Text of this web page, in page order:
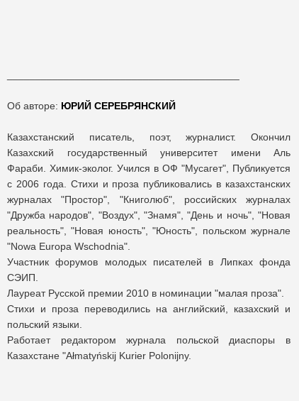
Об авторе: ЮРИЙ СЕРЕБРЯНСКИЙ
Казахстанский писатель, поэт, журналист. Окончил
Казахский государственный университет имени Аль
Фараби. Химик-эколог. Учился в ОФ "Мусагет", Публикуется
с 2006 года. Стихи и проза публиковались в казахстанских
журналах "Простор", "Книголюб", российских журналах
"Дружба народов", "Воздух", "Знамя", "День и ночь", "Новая
реальность", "Новая юность", "Юность", польском журнале
"Nowa Europa Wschodnia".
Участник форумов молодых писателей в Липках фонда
СЭИП.
Лауреат Русской премии 2010 в номинации "малая проза".
Стихи и проза переводились на английский, казахский и
польский языки.
Работает редактором журнала польской диаспоры в
Казахстане "Ałmatyńskij Kurier Polonijny.